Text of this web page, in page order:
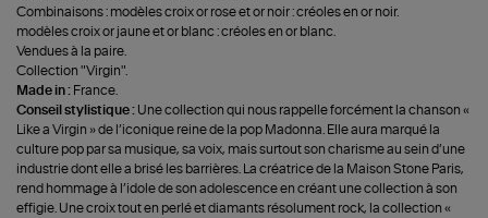
Combinaisons : modèles croix or rose et or noir : créoles en or noir.
modèles croix or jaune et or blanc : créoles en or blanc.
Vendues à la paire.
Collection "Virgin".
Made in : France.
Conseil stylistique : Une collection qui nous rappelle forcément la chanson «
Like a Virgin » de l’iconique reine de la pop Madonna. Elle aura marqué la
culture pop par sa musique, sa voix, mais surtout son charisme au sein d’une
industrie dont elle a brisé les barrières. La créatrice de la Maison Stone Paris,
rend hommage à l’idole de son adolescence en créant une collection à son
effigie. Une croix tout en perlé et diamants résolument rock, la collection «